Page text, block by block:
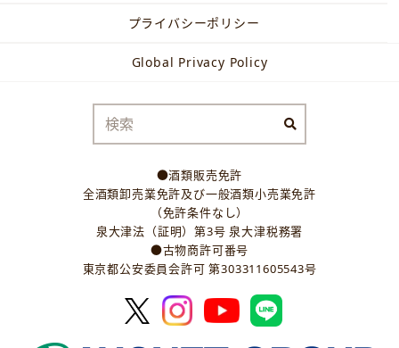
プライバシーポリシー
Global Privacy Policy
●酒類販売免許
全酒類卸売業免許及び一般酒類小売業免許
（免許条件なし）
泉大津法（証明）第3号 泉大津税務署
●古物商許可番号
東京都公安委員会許可 第303311605543号